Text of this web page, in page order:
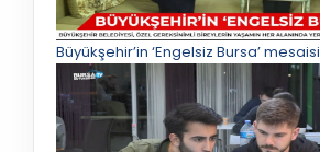
Büyükşehir’in ‘Engelsiz Bursa’ mesaisi